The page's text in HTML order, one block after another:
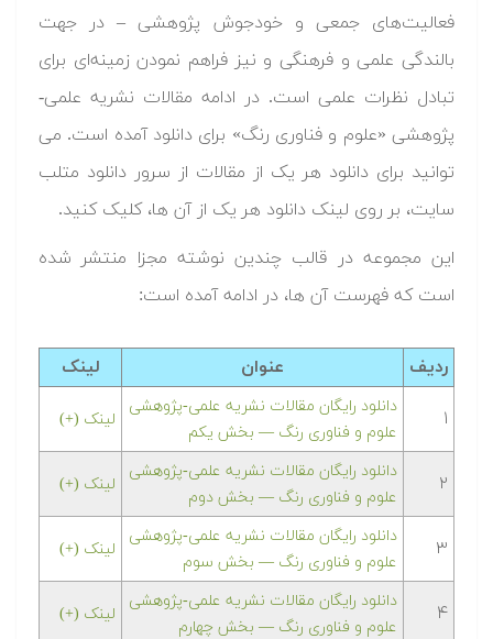
فعالیت‌های جمعی و خودجوش پژوهشی – در جهت
بالندگی علمی و فرهنگی و نیز فراهم نمودن زمینه‌ای برای
تبادل نظرات علمی است. در ادامه مقالات نشریه علمی-
پژوهشی «علوم و فناوری رنگ» برای دانلود آمده است. می
توانید برای دانلود هر یک از مقالات از سرور دانلود متلب
سایت، بر روی لینک دانلود هر یک از آن ها، کلیک کنید.
این مجموعه در قالب چندین نوشته مجزا منتشر شده
است که فهرست آن ها، در ادامه آمده است:
ردیف عنوان لینک
۱
دانلود رایگان مقالات نشریه علمی-پژوهشی
علوم و فناوری رنگ — بخش یکم
لینک (+)
۲
دانلود رایگان مقالات نشریه علمی-پژوهشی
علوم و فناوری رنگ — بخش دوم
لینک (+)
۳
دانلود رایگان مقالات نشریه علمی-پژوهشی
علوم و فناوری رنگ — بخش سوم
لینک (+)
۴
دانلود رایگان مقالات نشریه علمی-پژوهشی
علوم و فناوری رنگ — بخش چهارم
لینک (+)